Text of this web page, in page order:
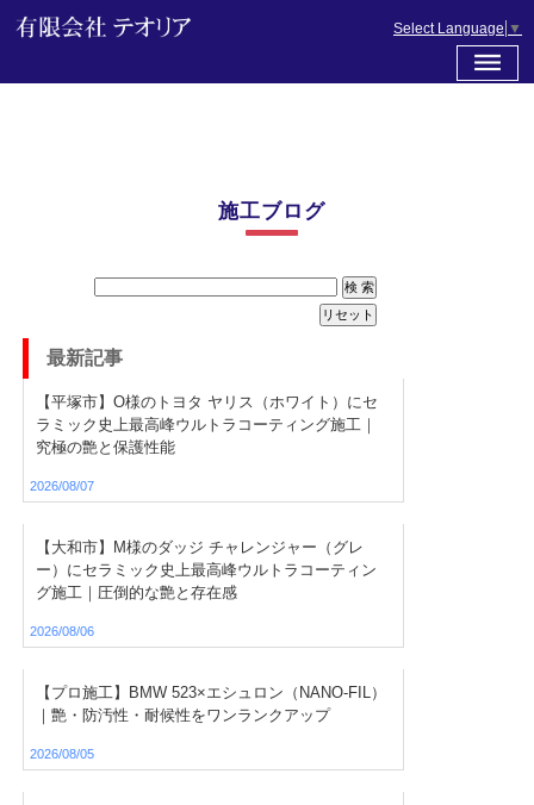
Select Language ▼
施工ブログ
最新記事
【平塚市】O様のトヨタ ヤリス（ホワイト）にセ
ラミック史上最高峰ウルトラコーティング施工｜
究極の艶と保護性能
2026/08/07
【大和市】M様のダッジ チャレンジャー（グレ
ー）にセラミック史上最高峰ウルトラコーティン
グ施工｜圧倒的な艶と存在感
2026/08/06
【プロ施工】BMW 523×エシュロン（NANO-FIL）
｜艶・防汚性・耐候性をワンランクアップ
2026/08/05